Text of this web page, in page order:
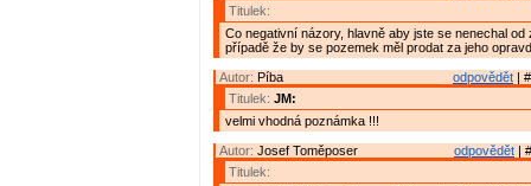
Titulek:
Co negativní názory, hlavně aby jste se nenechal od
případě že by se pozemek měl prodat za jeho
odpovědět |
Autor: Píba
Titulek: JM:
velmi vhodná poznámka !!!
odpovědět |
Autor: Josef Toměposer
Titulek: